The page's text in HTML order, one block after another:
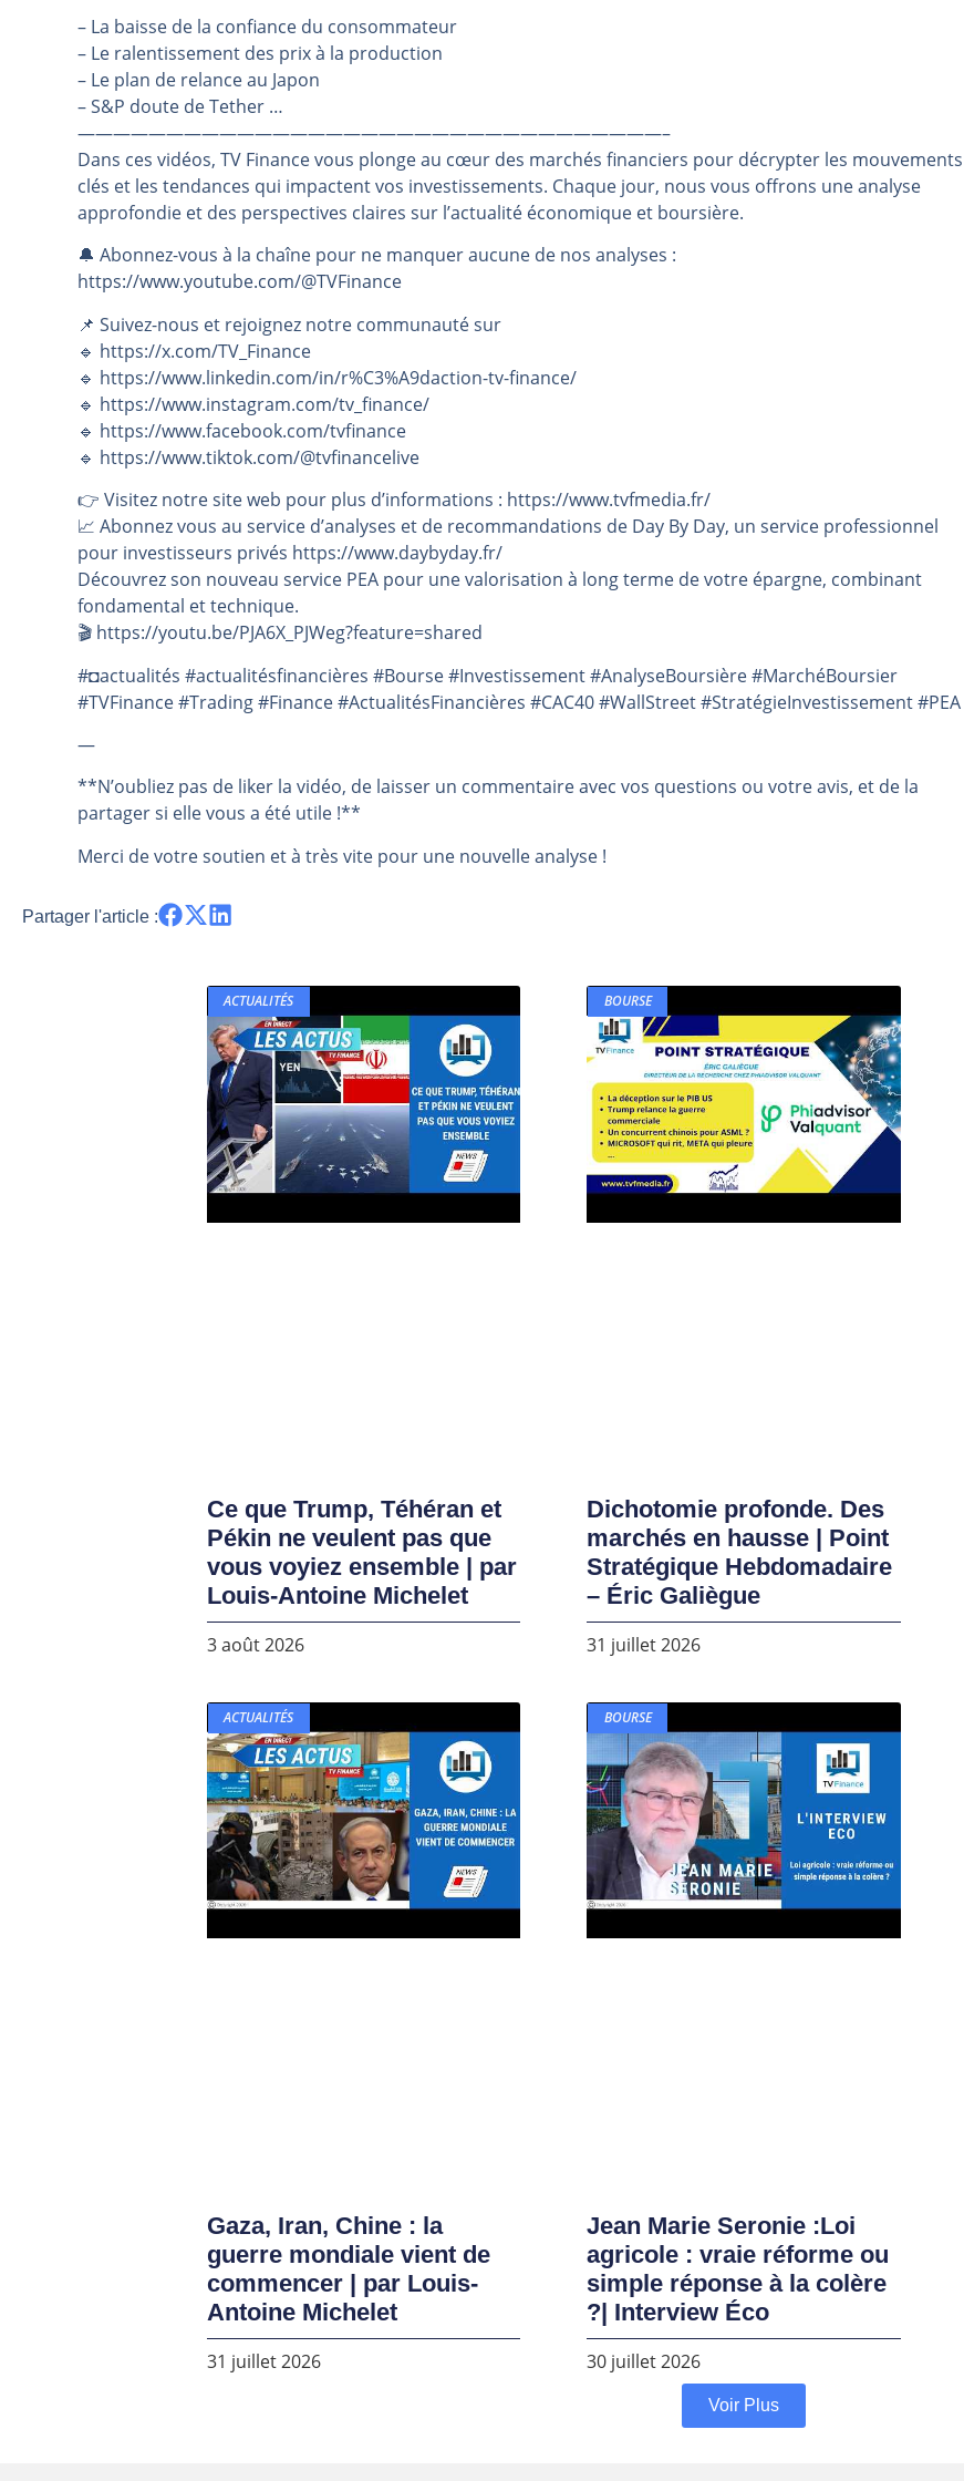
Les investisseurs y croient toujours | Point Stratégique Hebdomadaire – Éric Galiègue
Une inertie haussière qui ralentit | Antoine Quesada – Chrono CAC
Pourquoi le monde entier vacille en même temps cette semaine ? | par Louis-Antoine Michelet
STMICROELECTRONICS : Correction probable | Denis Desclos – Market Movers
– La baisse de la confiance du consommateur
– Le ralentissement des prix à la production
– Le plan de relance au Japon
– S&P doute de Tether …
—————————————————————————————————–
Dans ces vidéos, TV Finance vous plonge au cœur des marchés financiers pour décrypter les mouvements
clés et les tendances qui impactent vos investissements. Chaque jour, nous vous offrons une analyse
approfondie et des perspectives claires sur l’actualité économique et boursière.
🔔 Abonnez-vous à la chaîne pour ne manquer aucune de nos analyses :
https://www.youtube.com/@TVFinance
📌 Suivez-nous et rejoignez notre communauté sur
🔹 https://x.com/TV_Finance
🔹 https://www.linkedin.com/in/r%C3%A9daction-tv-finance/
🔹 https://www.instagram.com/tv_finance/
🔹 https://www.facebook.com/tvfinance
🔹 https://www.tiktok.com/@tvfinancelive
👉️ Visitez notre site web pour plus d’informations : https://www.tvfmedia.fr/
📈 Abonnez vous au service d’analyses et de recommandations de Day By Day, un service professionnel
pour investisseurs privés https://www.daybyday.fr/
Découvrez son nouveau service PEA pour une valorisation à long terme de votre épargne, combinant
fondamental et technique.
🎬️ https://youtu.be/PJA6X_PJWeg?feature=shared
#◘actualités #actualitésfinancières #Bourse #Investissement #AnalyseBoursière #MarchéBoursier
#TVFinance #Trading #Finance #ActualitésFinancières #CAC40 #WallStreet #StratégieInvestissement #PEA
—
**N’oubliez pas de liker la vidéo, de laisser un commentaire avec vos questions ou votre avis, et de la
partager si elle vous a été utile !**
Merci de votre soutien et à très vite pour une nouvelle analyse !
Partager l'article :
ACTUALITÉS
Ce que Trump, Téhéran et
Pékin ne veulent pas que
vous voyiez ensemble | par
Louis-Antoine Michelet
3 août 2026
BOURSE
Dichotomie profonde. Des
marchés en hausse | Point
Stratégique Hebdomadaire
– Éric Galiègue
31 juillet 2026
ACTUALITÉS
Gaza, Iran, Chine : la
guerre mondiale vient de
commencer | par Louis-
Antoine Michelet
31 juillet 2026
BOURSE
Jean Marie Seronie :Loi
agricole : vraie réforme ou
simple réponse à la colère
?| Interview Éco
30 juillet 2026
Voir Plus